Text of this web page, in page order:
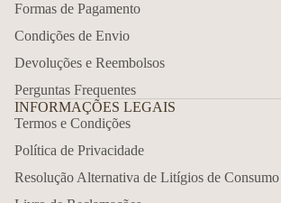
Formas de Pagamento
Condições de Envio
Devoluções e Reembolsos
Perguntas Frequentes
INFORMAÇÕES LEGAIS
Termos e Condições
Política de Privacidade
Resolução Alternativa de Litígios de Consumo
Política de reembolso
Política de privacidade